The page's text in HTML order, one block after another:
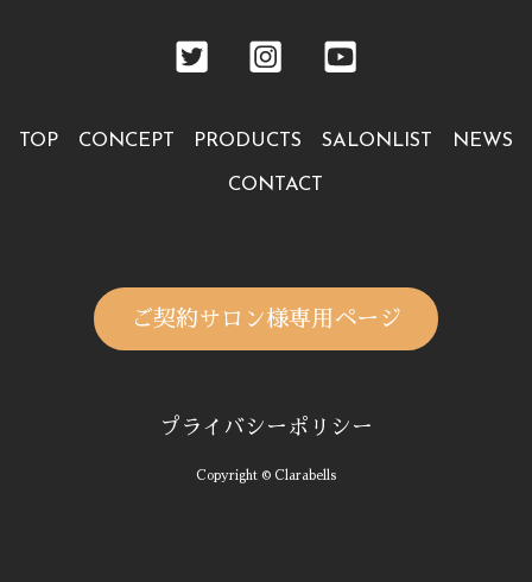
TOP CONCEPT PRODUCTS SALONLIST NEWS
CONTACT
ご契約サロン様専用ページ
プライバシーポリシー
Copyright © Clarabells